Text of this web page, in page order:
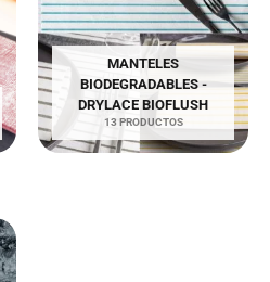
MANTELES
BIODEGRADABLES -
DRYLACE BIOFLUSH
13 PRODUCTOS